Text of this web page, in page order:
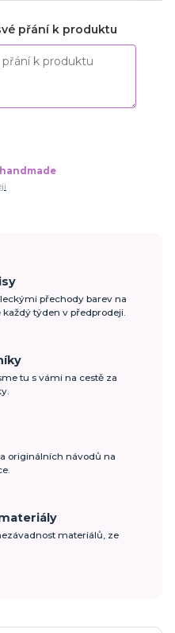
přání k produktu
přechody barev na
týden v předprodeji.
tu s vámi na cestě za
originálních návodů na
materiálů, ze